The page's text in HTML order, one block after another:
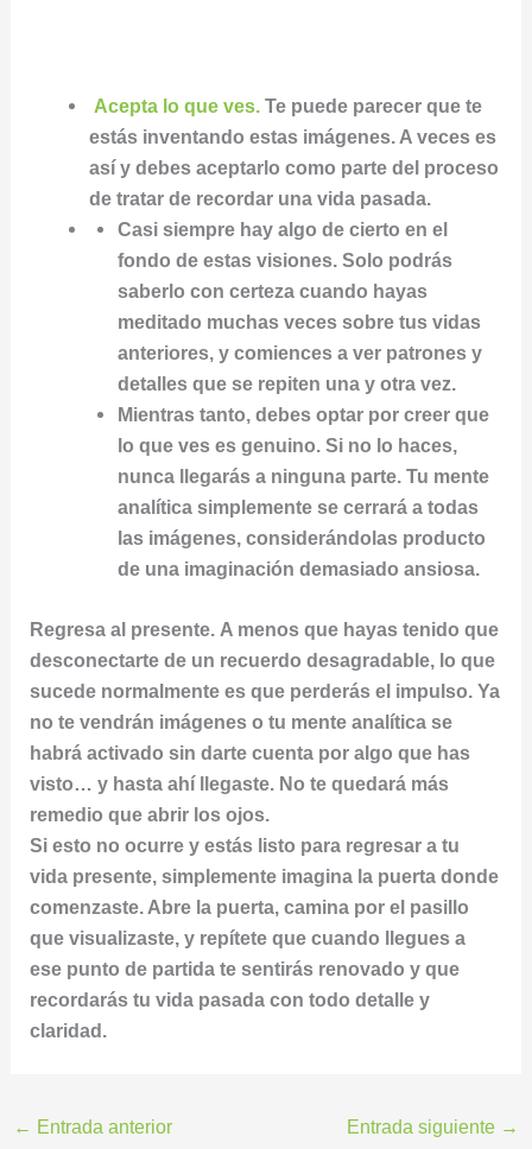
Acepta lo que ves.Te puede parecer que te
estás inventando estas imágenes. A veces es
así y debes aceptarlo como parte del proceso
de tratar de recordar una vida pasada.
Casi siempre hay algo de cierto en el
fondo de estas visiones. Solo podrás
saberlo con certeza cuando hayas
meditado muchas veces sobre tus vidas
anteriores, y comiences a ver patrones y
detalles que se repiten una y otra vez.
Mientras tanto, debes optar por creer que
lo que ves es genuino. Si no lo haces,
nunca llegarás a ninguna parte. Tu mente
analítica simplemente se cerrará a todas
las imágenes, considerándolas producto
de una imaginación demasiado ansiosa.
Regresa al presente. A menos que hayas tenido que
desconectarte de un recuerdo desagradable, lo que
sucede normalmente es que perderás el impulso. Ya
no te vendrán imágenes o tu mente analítica se
habrá activado sin darte cuenta por algo que has
visto… y hasta ahí llegaste. No te quedará más
remedio que abrir los ojos.
Si esto no ocurre y estás listo para regresar a tu
vida presente, simplemente imagina la puerta donde
comenzaste. Abre la puerta, camina por el pasillo
que visualizaste, y repítete que cuando llegues a
ese punto de partida te sentirás renovado y que
recordarás tu vida pasada con todo detalle y
claridad.
← Entrada anterior Entrada siguiente →